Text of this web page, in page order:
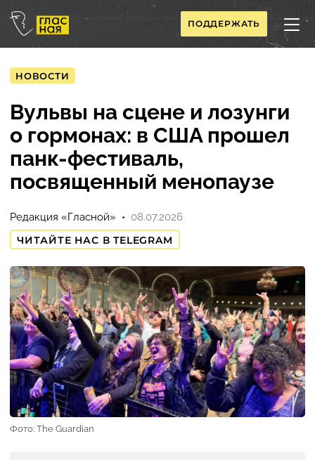
ПОДДЕРЖАТЬ
НОВОСТИ
Вульвы на сцене и лозунги
о гормонах: в США прошел
панк-фестиваль,
посвященный менопаузе
Редакция «Гласной»
08.07.2026
ЧИТАЙТЕ НАС В TELEGRAM
Фото: The Guardian